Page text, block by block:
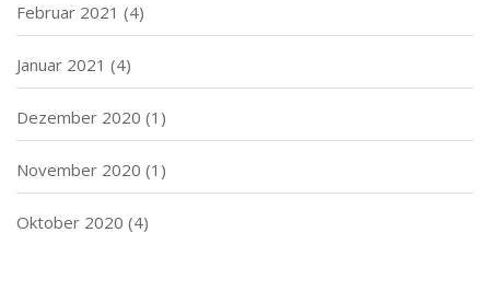
Februar 2021 (4)
Januar 2021 (4)
Dezember 2020 (1)
November 2020 (1)
Oktober 2020 (4)